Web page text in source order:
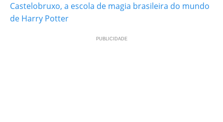
Castelobruxo, a escola de magia brasileira do mundo
de Harry Potter